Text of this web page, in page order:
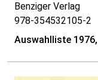
Benziger Verlag
978-354532105-2
Auswahlliste